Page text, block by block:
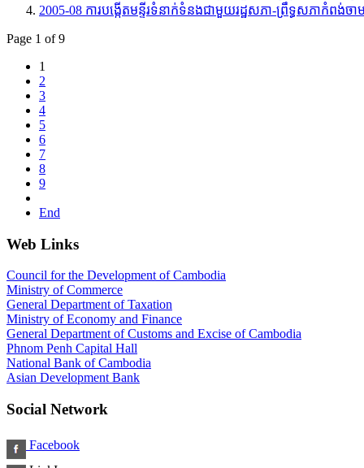
2005-08 ការបង្កើតមន្ទីរទំនាក់ទំនងជាមួយរដ្ឋសភា-ព្រឹទ្ធសភាកំពង់
Page 1 of 9
1
2
3
4
5
6
7
8
9
End
Web Links
Council for the Development of Cambodia
Ministry of Commerce
General Department of Taxation
Ministry of Economy and Finance
General Department of Customs and Excise of Cambodia
Phnom Penh Capital Hall
National Bank of Cambodia
Asian Development Bank
Social Network
Facebook